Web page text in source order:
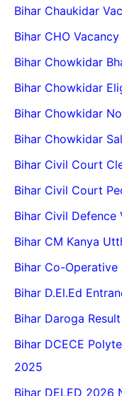
Bihar Chaukidar
Bihar CHO
Bihar Chowkidar
Bihar Chowkidar
Bihar Chowkidar
Bihar Chowkidar
Bihar Civil Court
Bihar Civil Court
Bihar Civil Defence
Bihar CM Kanya
Bihar Co-
Bihar D.El.Ed
Bihar Daroga
Bihar DCECE
2025
Bihar DELED 2026